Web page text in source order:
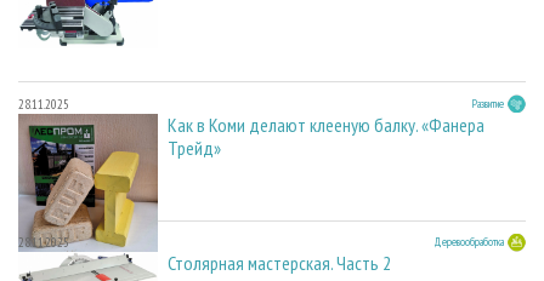
28.11.2025 Развитие
Как в Коми делают клееную балку. «Фанера
Трейд»
28.11.2025 Деревообработка
Столярная мастерская. Часть 2